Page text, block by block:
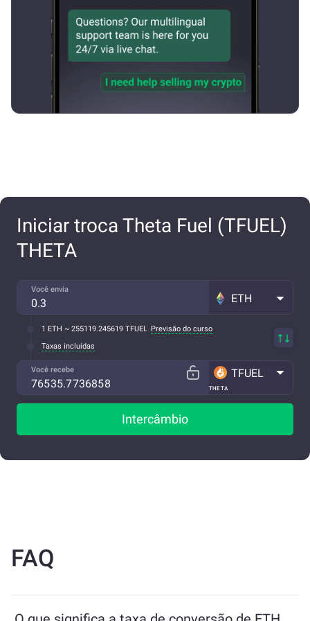
Iniciar troca Theta Fuel (TFUEL)
THETA
Você envia
ETH
1 ETH ~ 255119.245619 TFUEL Previsão do curso
Taxas incluídas
Você recebe
THETA
TFUEL
Intercâmbio
FAQ